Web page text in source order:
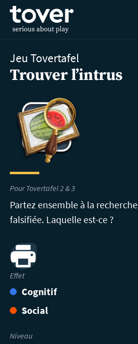
Aller au contenu principal
Jeu Tovertafel
Trouver l’intrus
Pour Tovertafel 2 & 3
Partez ensemble à la
falsifiée. Laquelle est-ce ?
Print
Effet
Cognitif
Social
Niveau